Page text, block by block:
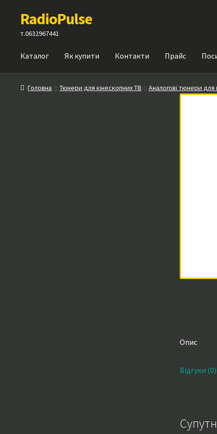
до
навігації
до
вмісту
RadioPulse
т.0632967441
Каталог Як купити Контакти Прайс
Головна Тюнери для кінескопних ТВ Аналогові тюнери для
Опис
Відгуки (0)